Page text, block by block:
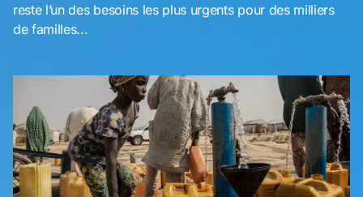
reste l’un des besoins les plus urgents pour des milliers
de familles...